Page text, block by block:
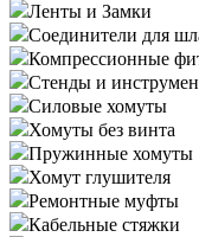
Ленты и Замки
Соединители для
Компрессионные
Стенды и
Силовые хомуты
Хомуты без винта
Пружинные хомуты
Хомут глушителя
Ремонтные муфты
Кабельные стяжки